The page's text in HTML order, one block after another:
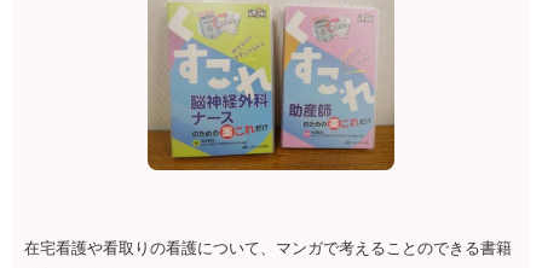
在宅看護や看取りの看護について、マンガで考えることのできる書籍